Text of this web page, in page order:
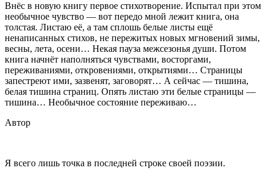
Внёс в новую книгу первое стихотворение. Испытал при этом
необычное чувство — вот передо мной лежит книга, она
толстая. Листаю её, а там сплошь белые листы ещё
ненаписанных стихов, не пережитых новых мгновений зимы,
весны, лета, осени… Некая пауза межсезонья души. Потом
книга начнёт наполняться чувствами, восторгами,
переживаниями, откровениями, открытиями… Страницы
запестреют ими, зазвенят, заговорят… А сейчас — тишина,
белая тишина страниц. Опять листаю эти белые страницы —
тишина… Необычное состояние переживаю…
Автор
Я всего лишь точка в последней строке своей поэзии.